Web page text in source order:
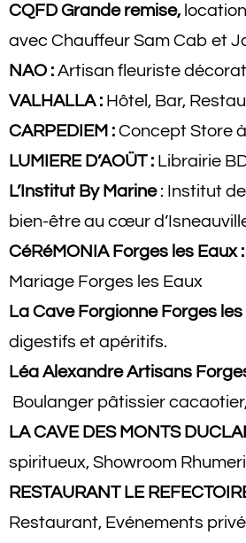
CQFD Grande remise,
avec Chauffeur Sam Cab et
NAO : Artisan fleuriste
VALHALLA : Hôtel, Bar,
CARPEDIEM : Concept Store
LUMIERE D’AOÜT : Librairie
L’Institut By Marine: Institut
bien-être au cœur
CéRéMONIA Forges les Eaux :
Mariage Forges les Eaux
La Cave Forgionne Forges les
digestifs et apéritifs.
Léa Alexandre Artisans
Boulanger pâtissier
LA CAVE DES MONTS
spiritueux, Showroom
RESTAURANT LE
Restaurant, Evénements